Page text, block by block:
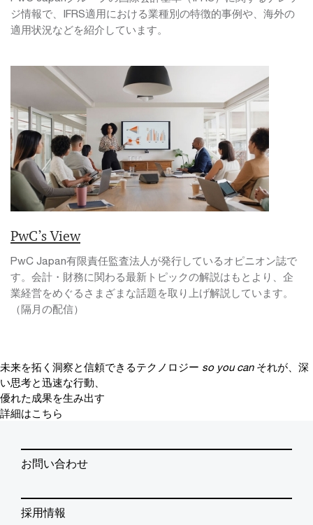
ジ情報で、IFRS適用における業種別の特徴的事例や、海外の
適用状況などを紹介しています。
PwC’s View
PwC Japan有限責任監査法人が発行しているオピニオン誌で
す。会計・財務に関わる最新トピックの解説はもとより、企
業経営をめぐるさまざまな話題を取り上げ解説しています。
（隔月の配信）
未来を拓く洞察と信頼できるテクノロジー so you can それが、深
い思考と迅速な行動、
優れた成果を生み出す
詳細はこちら
お問い合わせ
採用情報